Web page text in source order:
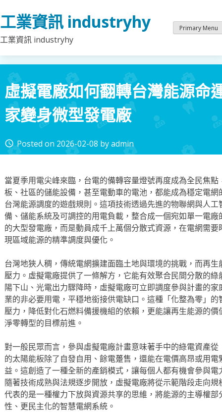
to
content
工業資訊 industryhy
工業資訊 industryhy
Primary Menu
虛擬電廠如何翻轉台灣能源命
家變身微型發電廠
access_time Posted on 2026-02-08 byadmin
當夏季用電尖峰來臨，台電的備轉容量燈號再度成為全民焦
板、社區的儲能設備，甚至電動車的電池，都能成為穩定電
台灣能源調度的遊戲規則。這項技術透過先進的物聯網與人
備、儲能系統及可調控的用電負載，整合成一個宛如單一電
的大型發電廠，而是動員成千上萬個分散式資源，在電網需
現區域能源的精準調度與優化。
台灣地狹人稠，傳統電網擴建面臨土地與環境的挑戰，而再
壓力。虛擬電廠提供了一條解方，它能有效聚合民間分散的
陽下山、光電出力驟降時，虛擬電廠可立即調度參與計畫的
業的非必要用電，平穩地銜接供電缺口。這種「化整為零」
壓力，降低對化石燃料備援機組的依賴，更能讓再生能源的
淨零轉型的目標前進。
對一般民眾而言，參與虛擬電廠計畫意味著手中的綠電資產
的太陽能板除了自發自用、餘電躉售，還能在電價高昂或用
益。這創造了一種全新的產銷模式，讓每個人都有機會參與
隨著技術成熟與法規逐步開放，虛擬電廠將從示範階段走向
代表的是一種權力下放與資源共享的思維，將能源的主導權
性、更民主化的智慧電網系統。